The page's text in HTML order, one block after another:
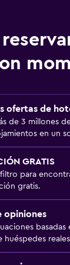
comunes
ofertas de
de 3 millones
en un
GRATIS
para
gratis.
opiniones
basadas
huéspedes